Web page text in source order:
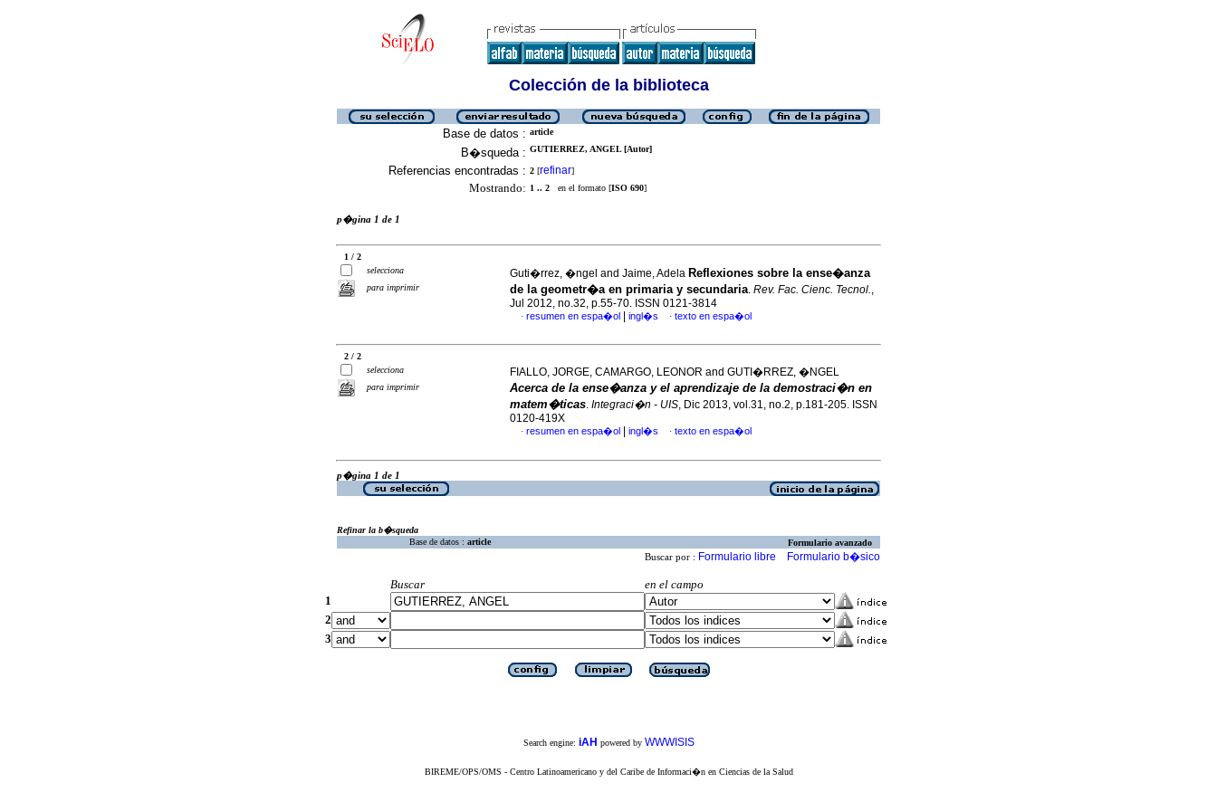
Colección de la biblioteca
Base de datos : article
B�squeda : GUTIERREZ, ANGEL [Autor]
Referencias encontradas : 2 [refinar]
Mostrando: 1 .. 2 en el formato [ISO 690]
p�gina 1 de 1
1 / 2
selecciona
para imprimir
Guti�rrez, �ngel and Jaime, Adela Reflexiones sobre la ense�anza
de la geometr�a en primaria y secundaria. Rev. Fac. Cienc. Tecnol.,
Jul 2012, no.32, p.55-70. ISSN 0121-3814
· resumen en espa�ol ingl�s · texto en espa�ol
2 / 2
selecciona
para imprimir
FIALLO, JORGE, CAMARGO, LEONOR and GUTI�RREZ, �NGEL
Acerca de la ense�anza y el aprendizaje de la demostraci�n en
matem�ticas. Integraci�n - UIS, Dic 2013, vol.31, no.2, p.181-205. ISSN
0120-419X
· resumen en espa�ol ingl�s · texto en espa�ol
p�gina 1 de 1
Refinar la b�squeda
Base de datos : article Formulario avanzado
Buscar por : Formulario libre Formulario b�sico
Buscar
en el campo
1
2
3
Search engine: iAH powered by WWWISIS
BIREME/OPS/OMS - Centro Latinoamericano y del Caribe de Informaci�n en Ciencias de la Salud